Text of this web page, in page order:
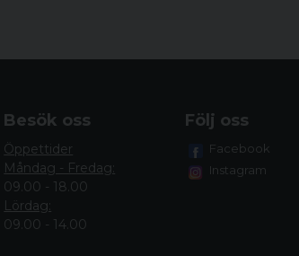
Besök oss
Öppettider
Måndag - Fredag:
09.00 - 18.00
Lördag:
09.00 - 14.00
Följ oss
Facebook
Instagram